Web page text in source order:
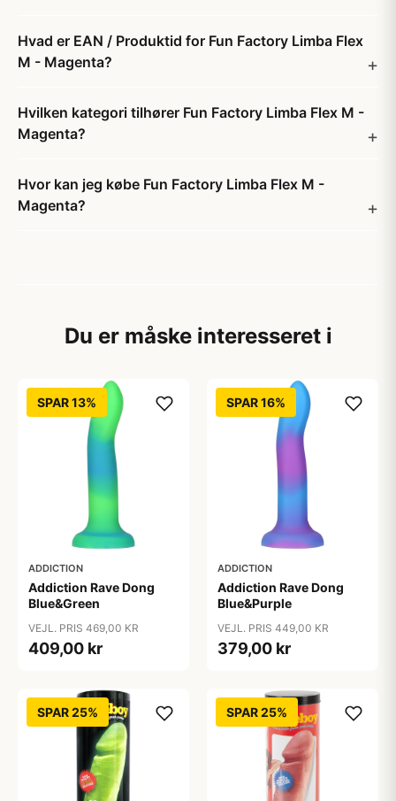
Hvad er EAN / Produktid for Fun Factory Limba Flex
M - Magenta?
Hvilken kategori tilhører Fun Factory Limba Flex M -
Magenta?
Hvor kan jeg købe Fun Factory Limba Flex M -
Magenta?
Du er måske interesseret i
SPAR 13%
ADDICTION
Addiction Rave Dong
Blue&Green
VEJL. PRIS 469,00 KR
409,00 kr
SPAR 16%
ADDICTION
Addiction Rave Dong
Blue&Purple
VEJL. PRIS 449,00 KR
379,00 kr
SPAR 25% SPAR 25%